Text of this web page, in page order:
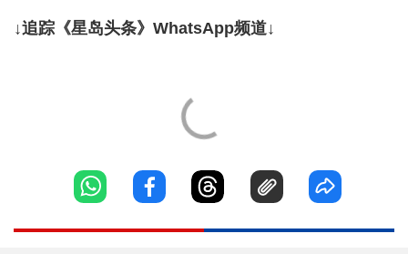
↓追踪《星岛头条》WhatsApp频道↓